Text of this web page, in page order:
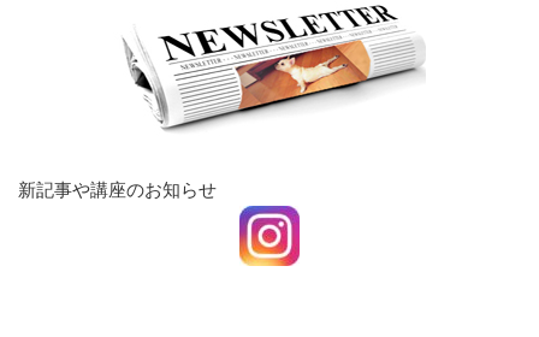
新記事や講座のお知らせ